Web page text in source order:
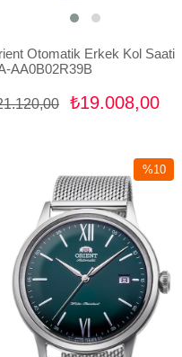
Otomatik Erkek Kol Saati
AA0B02R39B
₺19.008,00
%10